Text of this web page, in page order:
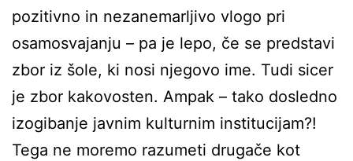
pozitivno in nezanemarljivo vlogo pri
osamosvajanju – pa je lepo, če se predstavi
zbor iz šole, ki nosi njegovo ime. Tudi sicer
je zbor kakovosten. Ampak – tako dosledno
izogibanje javnim kulturnim institucijam?!
Tega ne moremo razumeti drugače kot